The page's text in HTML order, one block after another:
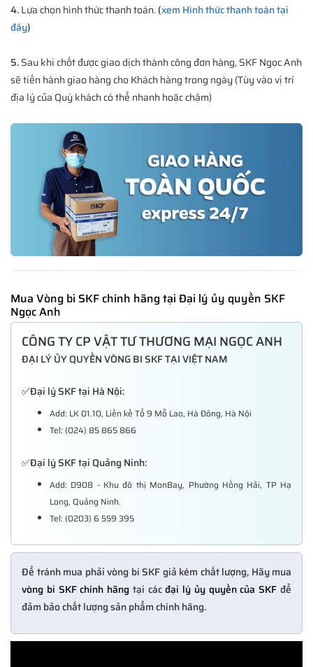
4.Lựa chọn hình thức thanh toán.(xem Hình thức thanh toán tại
đây)
5.Sau khi chốt được giao dịch thành công đơn hàng, SKF Ngọc Anh
sẽ tiến hành giao hàng cho Khách hàng trong ngày (Tùy vào vị trí
địa lý của Quý khách có thể nhanh hoặc chậm)
Mua Vòng bi SKF chính hãng tại Đại lý ủy quyền SKF
Ngọc Anh
CÔNG TY CP VẬT TƯ THƯƠNG MẠI NGỌC ANH
ĐẠI LÝ ỦY QUYỀN VÒNG BI SKF TẠI VIỆT NAM
✅Đại lý SKF tại Hà Nội:
Add: LK 01.10, Liền kề Tổ 9 Mỗ Lao, Hà Đông, Hà Nội
Tel: (024) 85 865 866
✅Đại lý SKF tại Quảng Ninh:
Add: D908 - Khu đô thị MonBay, Phường Hồng Hải, TP Hạ
Long, Quảng Ninh.
Tel: (0203) 6 559 395
Để tránh mua phải vòng bi SKF giả kém chất lượng, Hãy mua
vòng bi SKF chính hãng tại cácđại lý ủy quyền của SKF để
đảm bảo chất lượng sản phẩm chính hãng.